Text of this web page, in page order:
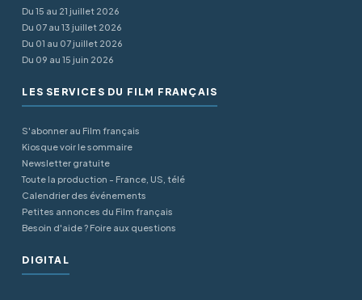
Du 15 au 21 juillet 2026
Du 07 au 13 juillet 2026
Du 01 au 07 juillet 2026
Du 09 au 15 juin 2026
LES SERVICES DU FILM FRANÇAIS
S'abonner au Film français
Kiosque voir le sommaire
Newsletter gratuite
Toute la production - France, US, télé
Calendrier des événements
Petites annonces du Film français
Besoin d'aide ? Foire aux questions
DIGITAL